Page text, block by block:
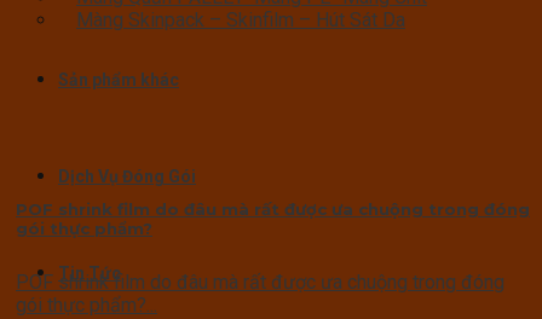
Màng Skinpack – Skinfilm – Hút Sát Da
Sản phẩm khác
Dịch Vụ Đóng Gói
Tin Tức
POF shrink film do đâu mà rất được ưa chuộng trong đóng
gói thực phẩm?
POF shrink film do đâu mà rất được ưa chuộng trong đóng
gói thực phẩm?...